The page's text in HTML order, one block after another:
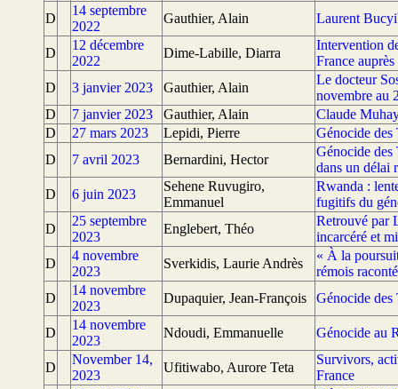
D
14 septembre
2022
Gauthier, Alain Laurent
D
12 décembre
2022
Dime-Labille, Diarra
Intervention
France
D
3 janvier 2023 Gauthier, Alain
Le docteur
novembre au
D
7 janvier 2023 Gauthier, Alain
Claude
D
27 mars 2023 Lepidi, Pierre
Génocide des
D
7 avril 2023 Bernardini, Hector
Génocide des
dans un délai
D
6 juin 2023
Sehene Ruvugiro,
Emmanuel
Rwanda :
fugitifs du
D
25 septembre
2023
Englebert, Théo
Retrouvé par
incarcéré et
D
4 novembre
2023
Sverkidis, Laurie Andrès
« À la
rémois
D
14 novembre
2023
Dupaquier, Jean-François Génocide des
D
14 novembre
2023
Ndoudi, Emmanuelle Génocide au
D
November 14,
2023
Ufitiwabo, Aurore Teta
Survivors,
France